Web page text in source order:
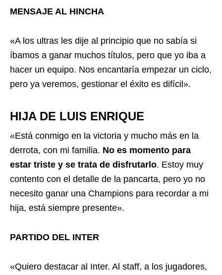
MENSAJE AL HINCHA
«A los ultras les dije al principio que no sabía si
íbamos a ganar muchos títulos, pero que yo iba a
hacer un equipo. Nos encantaría empezar un ciclo,
pero ya veremos, gestionar el éxito es difícil».
HIJA DE LUIS ENRIQUE
«Está conmigo en la victoria y mucho más en la
derrota, con mi familia. No es momento para
estar triste y se trata de disfrutarlo. Estoy muy
contento con el detalle de la pancarta, pero yo no
necesito ganar una Champions para recordar a mi
hija, está siempre presente».
PARTIDO DEL INTER
«Quiero destacar al Inter. Al staff, a los jugadores,